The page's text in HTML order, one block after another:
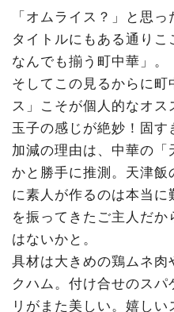
「オムライス？」と思
タイトルにもある通り
なんでも揃う町中華」。
そしてこの見るからに町
ス」こそが個人的なオス
玉子の感じが絶妙！固す
加減の理由は、中華の「
かと勝手に推測。天津飯
に素人が作るのは本当に
を振ってきたご主人だ
はないかと。
具材は大きめの鶏ムネ肉
クハム。付け合せのス
リがまた美しい。嬉しい